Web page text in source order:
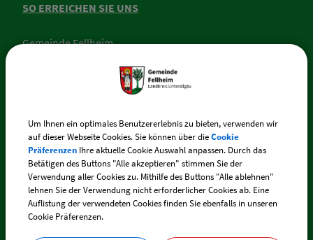
SO ERREICHEN SIE UNS
Gemeinde Fellheim
Telefon:+49 (0) 83 35 / 217
E-Mail:fellheim@vg-boos.de
BayernPortal - Sicherer Kontakt
Um Ihnen ein optimales Benutzererlebnis zu bieten, verwenden wir
auf dieser Webseite Cookies. Sie können über dieCookie
Präferenzen Ihre aktuelle Cookie Auswahl anpassen. Durch das
Betätigen des Buttons "Alle akzeptieren" stimmen Sie der
Verwendung aller Cookies zu. Mithilfe des Buttons "Alle ablehnen"
lehnen Sie der Verwendung nicht erforderlicher Cookies ab. Eine
Auflistung der verwendeten Cookies finden Sie ebenfalls in unseren
Cookie Präferenzen.